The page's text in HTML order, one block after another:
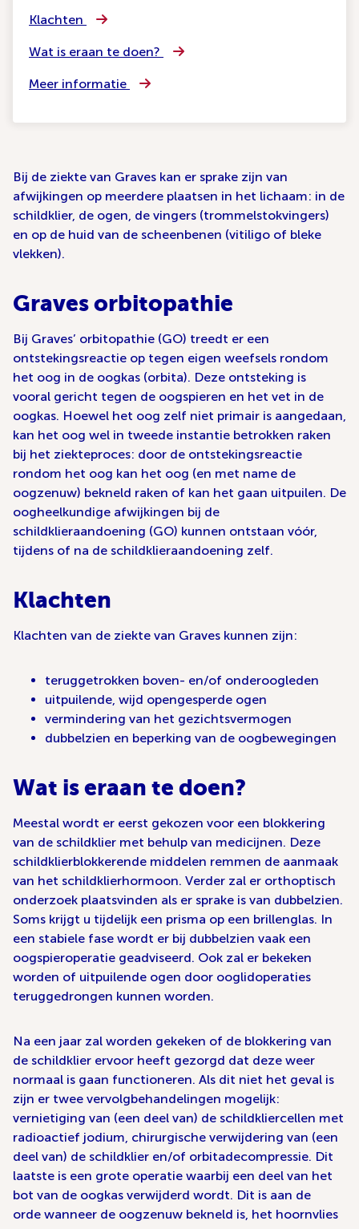
Klachten
Wat is eraan te doen?
Meer informatie
Bij de ziekte van Graves kan er sprake zijn van
afwijkingen op meerdere plaatsen in het lichaam: in de
schildklier, de ogen, de vingers (trommelstokvingers)
en op de huid van de scheenbenen (vitiligo of bleke
vlekken).
Graves orbitopathie
Bij Graves’ orbitopathie (GO) treedt er een
ontstekingsreactie op tegen eigen weefsels rondom
het oog in de oogkas (orbita). Deze ontsteking is
vooral gericht tegen de oogspieren en het vet in de
oogkas. Hoewel het oog zelf niet primair is aangedaan,
kan het oog wel in tweede instantie betrokken raken
bij het ziekteproces: door de ontstekingsreactie
rondom het oog kan het oog (en met name de
oogzenuw) bekneld raken of kan het gaan uitpuilen. De
oogheelkundige afwijkingen bij de
schildklieraandoening (GO) kunnen ontstaan vóór,
tijdens of na de schildklieraandoening zelf.
Klachten
Klachten van de ziekte van Graves kunnen zijn:
teruggetrokken boven- en/of onderoogleden
uitpuilende, wijd opengesperde ogen
vermindering van het gezichtsvermogen
dubbelzien en beperking van de oogbewegingen
Wat is eraan te doen?
Meestal wordt er eerst gekozen voor een blokkering
van de schildklier met behulp van medicijnen. Deze
schildklierblokkerende middelen remmen de aanmaak
van het schildklierhormoon. Verder zal er orthoptisch
onderzoek plaatsvinden als er sprake is van dubbelzien.
Soms krijgt u tijdelijk een prisma op een brillenglas. In
een stabiele fase wordt er bij dubbelzien vaak een
oogspieroperatie geadviseerd. Ook zal er bekeken
worden of uitpuilende ogen door ooglidoperaties
teruggedrongen kunnen worden.
Na een jaar zal worden gekeken of de blokkering van
de schildklier ervoor heeft gezorgd dat deze weer
normaal is gaan functioneren. Als dit niet het geval is
zijn er twee vervolgbehandelingen mogelijk:
vernietiging van (een deel van) de schildkliercellen met
radioactief jodium, chirurgische verwijdering van (een
deel van) de schildklier en/of orbitadecompressie. Dit
laatste is een grote operatie waarbij een deel van het
bot van de oogkas verwijderd wordt. Dit is aan de
orde wanneer de oogzenuw bekneld is, het hoornvlies